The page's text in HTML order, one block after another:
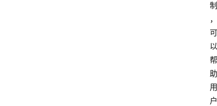
制
，
可
以
帮
助
用
户